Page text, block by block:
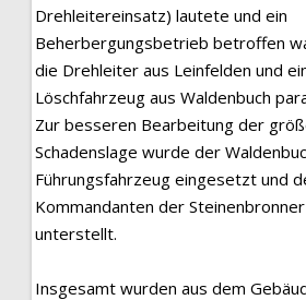
Drehleitereinsatz) lautete und ein
Beherbergungsbetrieb betroffen
die Drehleiter aus Leinfelden und
Löschfahrzeug aus Waldenbuch
Zur besseren Bearbeitung der
Schadenslage wurde der
Führungsfahrzeug eingesetzt und
Kommandanten der
unterstellt.
Insgesamt wurden aus dem